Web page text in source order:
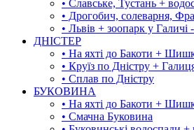
• Славське, Тустань +
• Дрогобич, солеварня,
• Львів + зоопарк у Галичі
ДНІСТЕР
• На яхті до Бакоти +
• Круїз по Дністру +
• Сплав по Дністру
БУКОВИНА
• На яхті до Бакоти +
• Смачна Буковина